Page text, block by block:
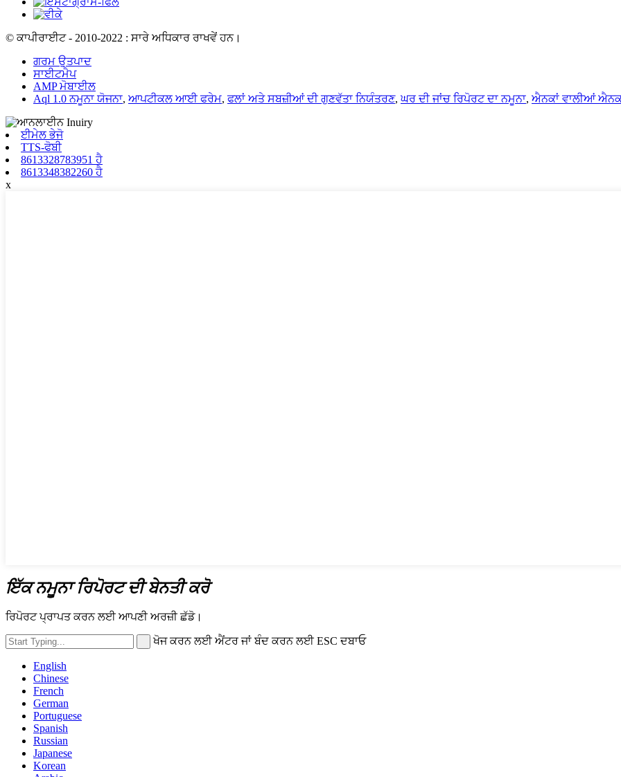
© ਕਾਪੀਰਾਈਟ - 2010-2022 : ਸਾਰੇ ਅਧਿਕਾਰ ਰਾਖਵੇਂ ਹਨ।
ਗਰਮ ਉਤਪਾਦ
ਸਾਈਟਮੈਪ
AMP ਮੋਬਾਈਲ
Aql 1.0 ਨਮੂਨਾ ਯੋਜਨਾ, ਆਪਟੀਕਲ ਆਈ ਫਰੇਮ,ਫਲਾਂ ਅਤੇ ਸਬਜ਼ੀਆਂ ਦੀ ਗੁਣਵੱਤਾ ਨਿਯੰਤਰਣ, ਘਰ ਦੀ ਜਾਂਚ ਰਿਪੋਰਟ ਦਾ ਨਮੂਨਾ, ਐਨਕਾਂ ਵਾਲੀਆਂ
ਈਮੇਲ ਭੇਜੋ
TTS-ਫੋਬੀ
8613328783951 ਹੈ
8613348382260 ਹੈ
x
ਇੱਕ ਨਮੂਨਾ ਰਿਪੋਰਟ ਦੀ ਬੇਨਤੀ ਕਰੋ
ਰਿਪੋਰਟ ਪ੍ਰਾਪਤ ਕਰਨ ਲਈ ਆਪਣੀ ਅਰਜ਼ੀ ਛੱਡੋ।
ਖੋਜ ਕਰਨ ਲਈ ਐਂਟਰ ਜਾਂ ਬੰਦ ਕਰਨ ਲਈ ESC ਦਬਾਓ
English
Chinese
French
German
Portuguese
Spanish
Russian
Japanese
Korean